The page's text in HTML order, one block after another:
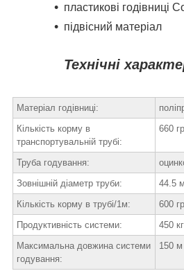
пластикові годівниці
підвісний матеріал
Технічні
Матеріал годівниці:
Кількість корму в
транспортувальній трубі:
660
Труба годування:
Зовнішній діаметр труби:
44.5
Кількість корму в трубі/1м:
600
Продуктивність системи:
450 кг
Максимальна довжина системи
годування:
150 м